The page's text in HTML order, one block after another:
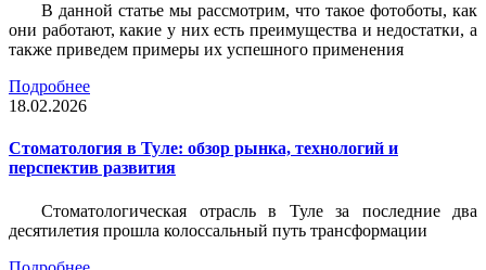
В данной статье мы рассмотрим, что такое фотоботы, как
они работают, какие у них есть преимущества и недостатки, а
также приведем примеры их успешного применения
Подробнее
18.02.2026
Стоматология в Туле: обзор рынка, технологий и
перспектив развития
Стоматологическая отрасль в Туле за последние два
десятилетия прошла колоссальный путь трансформации